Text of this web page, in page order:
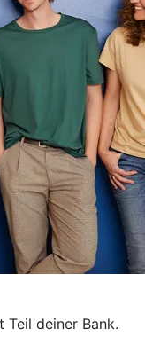
deiner Bank.